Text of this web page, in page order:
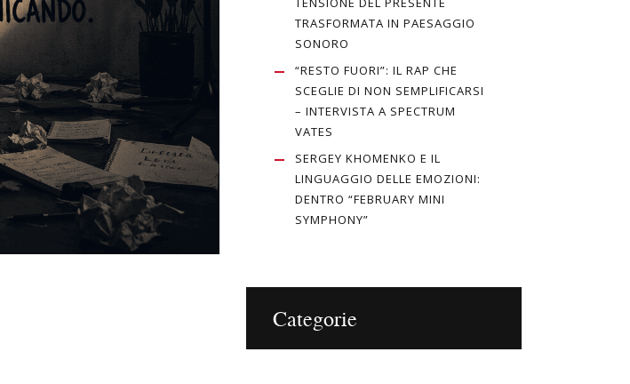
TRASFORMATA IN PAESAGGIO
SONORO
“RESTO FUORI”: IL RAP CHE
SCEGLIE DI NON SEMPLIFICARSI
– INTERVISTA A SPECTRUM
VATES
SERGEY KHOMENKO E IL
LINGUAGGIO DELLE EMOZIONI:
DENTRO “FEBRUARY MINI
SYMPHONY”
Categorie